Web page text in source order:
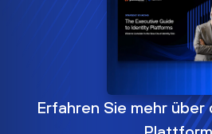
Erfahren Sie mehr